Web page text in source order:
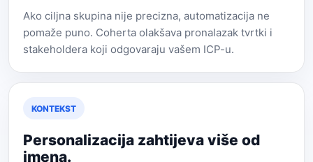
Ako ciljna skupina nije precizna, automatizacija ne
pomaže puno. Coherta olakšava pronalazak tvrtki i
stakeholdera koji odgovaraju vašem ICP-u.
KONTEKST
Personalizacija zahtijeva više od
imena.